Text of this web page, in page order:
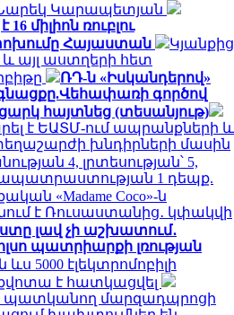
Կարապետյան
միլիոն ռուբլու
Հայաստան
Կյանքից
և այլ աստղերի հետ
ՌԴ-ն «Իսկանդերով»
գործով
հայտնեց (տեսանյութ)
է ԵԱՏՄ-ում ապրանքների և
խնդիրների մասին
4, լրտեսության՝ 5,
1 դեպք.
«Madame Coco»-ն
է Ռուսաստանից․ կփակվի
լավ չի աշխատում․
պատրիարքի լռության
5000 էլեկտրոմոբիլի
է հատկացվել
պատկանող մարզադպրոցի